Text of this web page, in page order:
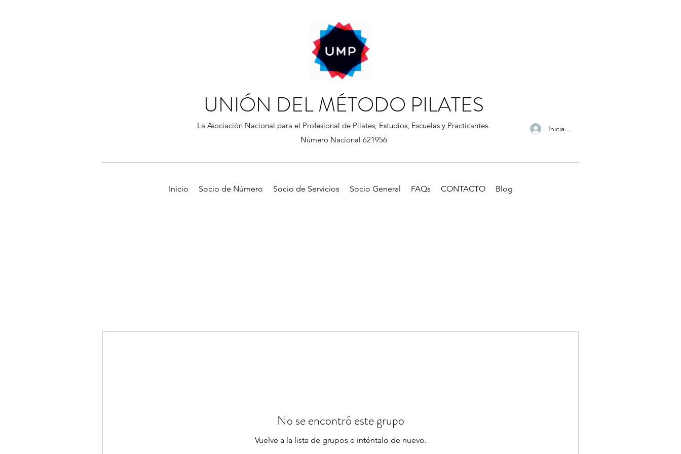
UNIÓN DEL MÉTODO PILATES
La Asociación Nacional para el Profesional de Pilates, Estudios, Escuelas y Practicantes.
Número Nacional 621956
Iniciar sesión
Inicio Socio de Número Socio de Servicios Socio General FAQs CONTACTO Blog
No se encontró este grupo
Vuelve a la lista de grupos e inténtalo de nuevo.